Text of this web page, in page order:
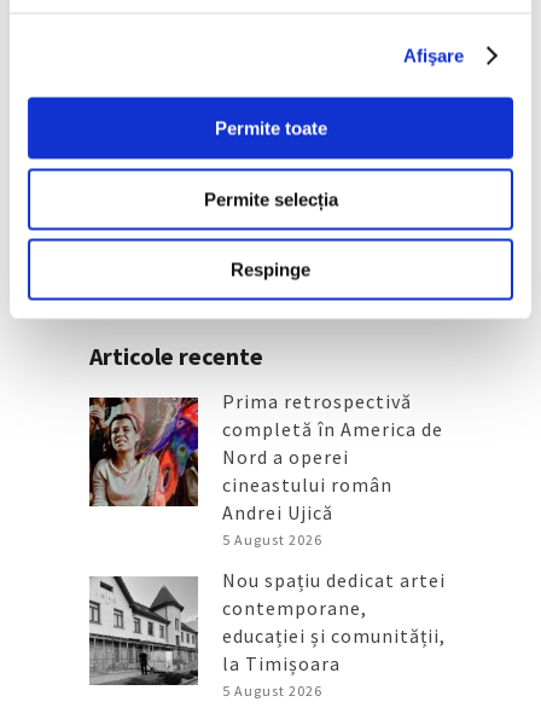
Afişare
Permite toate
Permite selecția
Respinge
Colț de mamut lânos descoperit
în judeţul Buzău, expus de
Noaptea Muzeelor
Articole recente
Prima retrospectivă
completă în America de
Nord a operei
cineastului român
Andrei Ujică
5 August 2026
Nou spațiu dedicat artei
contemporane,
educației și comunității,
la Timișoara
5 August 2026